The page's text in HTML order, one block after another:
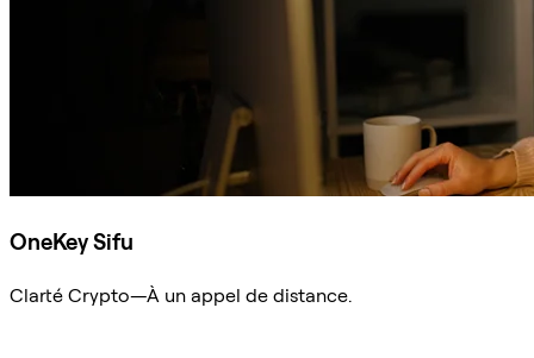
OneKey Sifu
Clarté Crypto—À un appel de distance.